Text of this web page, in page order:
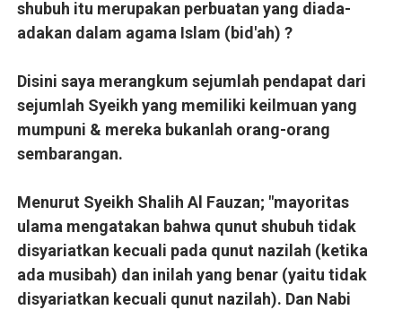
shubuh itu merupakan perbuatan yang diada-
adakan dalam agama Islam (bid'ah) ?
Disini saya merangkum sejumlah pendapat dari
sejumlah Syeikh yang memiliki keilmuan yang
mumpuni & mereka bukanlah orang-orang
sembarangan.
Menurut Syeikh Shalih Al Fauzan; "mayoritas
ulama mengatakan bahwa qunut shubuh tidak
disyariatkan kecuali pada qunut nazilah (ketika
ada musibah) dan inilah yang benar (yaitu tidak
disyariatkan kecuali qunut nazilah). Dan Nabi